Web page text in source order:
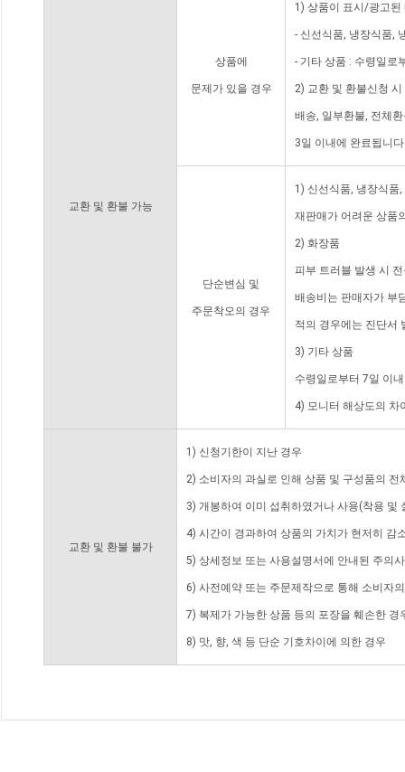
교환 및 환불 가능
상품에
문제가 있을 경우
1) 상품이 표시/광고된
- 신선식품, 냉장식품,
- 기타 상품 : 수령일로
2) 교환 및 환불신청
배송, 일부환불, 전체
3일 이내에 완료됩니
단순변심 및
주문착오의 경우
1) 신선식품, 냉장식품
재판매가 어려운 상품
2) 화장품
피부 트러블 발생 시
배송비는 판매자가 부
적의 경우에는 진단서
3) 기타 상품
수령일로부터 7일 이
4) 모니터 해상도의 차
교환 및 환불 불가
1) 신청기한이 지난 경우
2) 소비자의 과실로 인해 상품 및 구성품의
3) 개봉하여 이미 섭취하였거나 사용(착용 및
4) 시간이 경과하여 상품의 가치가 현저히 감
5) 상세정보 또는 사용설명서에 안내된 주의
6) 사전예약 또는 주문제작으로 통해 소비자
7) 복제가 가능한 상품 등의 포장을 훼손한 경
8) 맛, 향, 색 등 단순 기호차이에 의한 경우